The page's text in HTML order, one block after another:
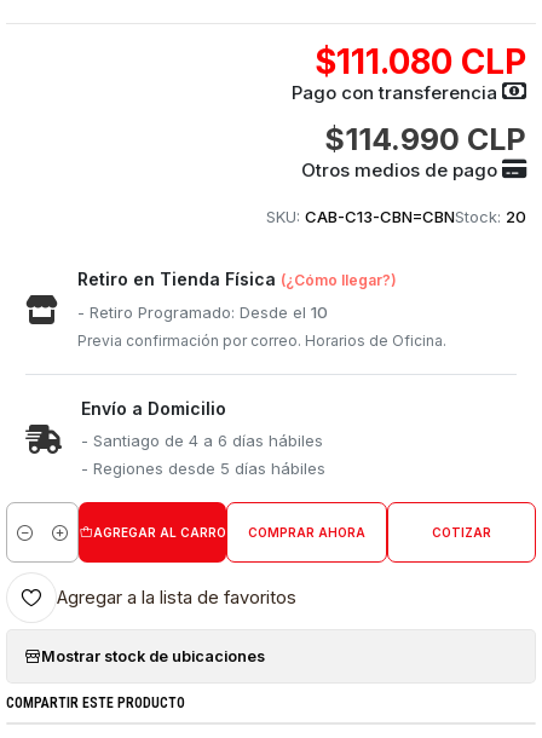
$111.080 CLP
Pago con transferencia
$114.990 CLP
Otros medios de pago
SKU: CAB-C13-CBN=CBNStock: 20
Retiro en Tienda Física (¿Cómo llegar?)
- Retiro Programado: Desde el10
Previa confirmación por correo. Horarios de Oficina.
Envío a Domicilio
- Santiago de 4 a 6 días hábiles
- Regiones desde 5 días hábiles
Cantidad
AGREGAR AL CARRO COMPRAR AHORA COTIZAR
Agregar a la lista de favoritos
Mostrar stock de ubicaciones
COMPARTIR ESTE PRODUCTO